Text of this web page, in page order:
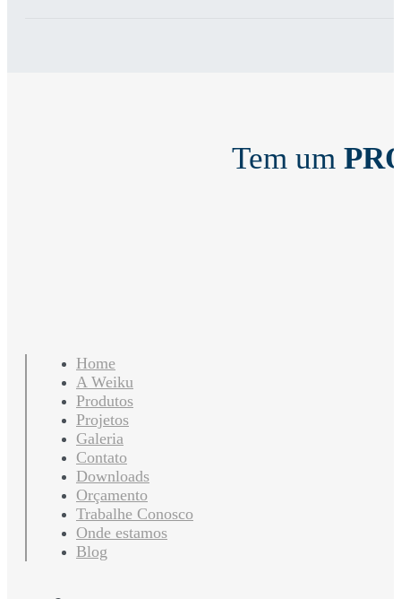
Tem um
Home
A Weiku
Produtos
Projetos
Galeria
Contato
Downloads
Orçamento
Trabalhe Conosco
Onde estamos
Blog